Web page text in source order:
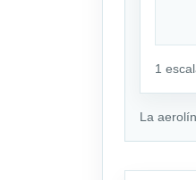
1
La